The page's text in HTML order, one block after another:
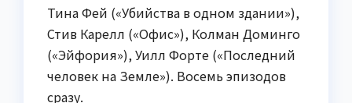
Тина Фей («Убийства в одном здании»),
Стив Карелл («Офис»), Колман Доминго
(«Эйфория»), Уилл Форте («Последний
человек на Земле»). Восемь эпизодов
сразу.